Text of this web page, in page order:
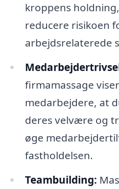
kroppens
reducere risikoen
arbejdsrelaterede
firmamassage
medarbejdere, at
deres velvære og
øge
fastholdelsen.
Teambuilding: